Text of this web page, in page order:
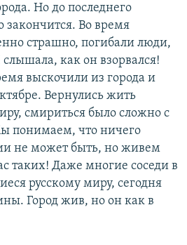
Но до последнего
закончится. Во время
страшно, погибали люди,
как он взорвался!
выскочили из города и
Вернулись жить
смириться было сложно с
понимаем, что ничего
не может быть, но живем
таких! Даже многие соседи в
русскому миру, сегодня
Город жив, но он как в